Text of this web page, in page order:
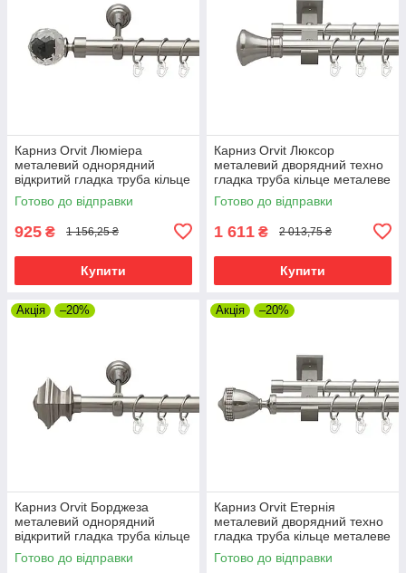
Карниз Orvit Люміера
металевий однорядний
відкритий гладка труба кільце
металеве Нержавіюча Сталь
25 мм 240 см (7074849)
Готово до відправки
925 ₴ 1 156,25 ₴
Купити
Карниз Orvit Люксор
металевий дворядний техно
гладка труба кільце металеве
Нержавіюча Сталь 25\19 мм
240 см (00-00026559)
Готово до відправки
1 611 ₴ 2 013,75 ₴
Купити
Акція –20%
Карниз Orvit Борджеза
металевий однорядний
відкритий гладка труба кільце
металеве Нержавіюча Сталь
25 мм 240 см (7074833)
Готово до відправки
Акція –20%
Карниз Orvit Етернія
металевий дворядний техно
гладка труба кільце металеве
Нержавіюча Сталь 25\19 мм
240 см (00-00026547)
Готово до відправки